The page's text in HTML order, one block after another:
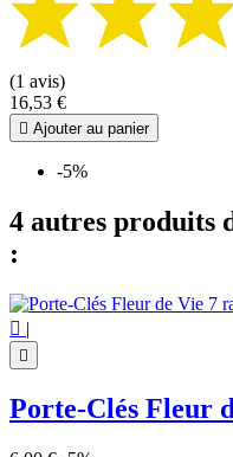
(1 avis)
16,53 €
 Ajouter au panier
-5%
4 autres produits
:
 |

Porte-Clés Fleur